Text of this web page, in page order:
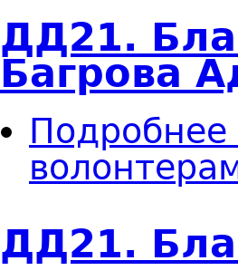
ДД21.
Багрова
Подробнее
ДД21.